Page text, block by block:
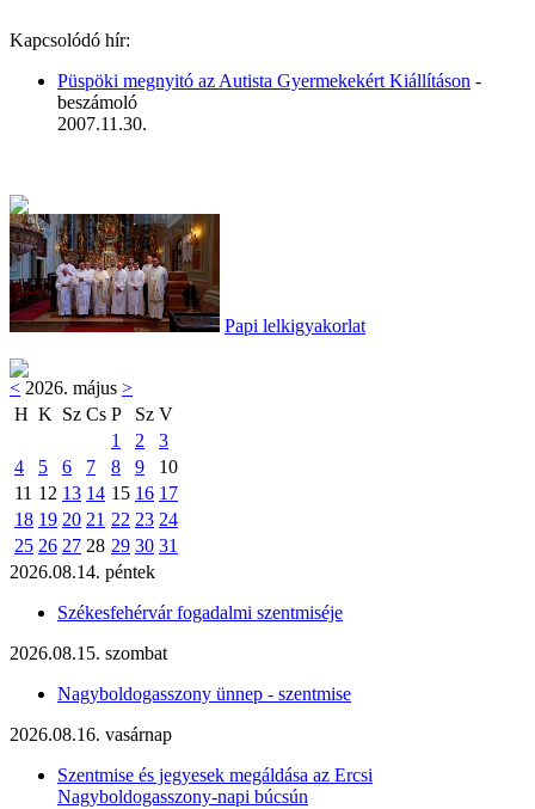
Kapcsolódó hír:
Püspöki megnyitó az Autista Gyermekekért Kiállításon -
beszámoló
2007.11.30.
Papi lelkigyakorlat
< 2026. május >
H K Sz Cs P Sz V
1
2
3
4
5 6 7 8 9
10
11 12 13 14 15 16 17
18 19 20 21 22 23 24
25 26 27 28 29 30 31
2026.08.14. péntek
Székesfehérvár fogadalmi szentmiséje
2026.08.15. szombat
Nagyboldogasszony ünnep - szentmise
2026.08.16. vasárnap
Szentmise és jegyesek megáldása az Ercsi
Nagyboldogasszony-napi búcsún